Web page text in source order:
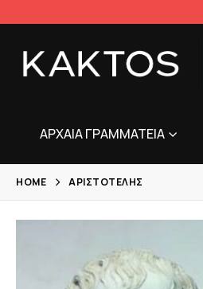
ΑΡΧΑΊΑ ΓΡΑΜΜΑΤΕΊΑ
HOME ΑΡΙΣΤΟΤΈΛΗΣ